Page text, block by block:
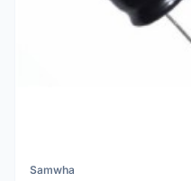
Samwha